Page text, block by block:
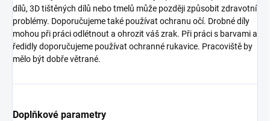
dílů, 3D tištěných dílů nebo tmelů může později způsobit zdravotní
problémy. Doporučujeme také používat ochranu očí. Drobné díly
mohou při práci odlétnout a ohrozit váš zrak. Při práci s barvami a
ředidly doporučujeme používat ochranné rukavice. Pracoviště by
mělo být dobře větrané.
Doplňkové parametry